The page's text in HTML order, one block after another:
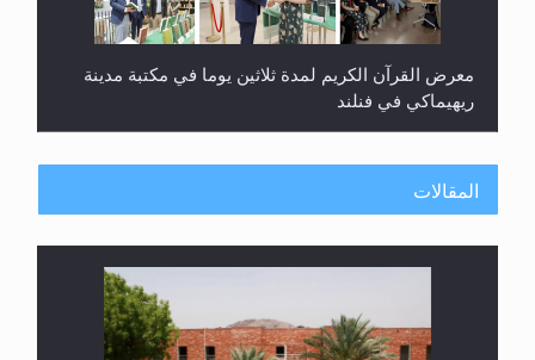
معرض القرآن الكريم لمدة ثلاثين يوما في مكتبة مدينة
ريهيماكي في فنلند
المقالات